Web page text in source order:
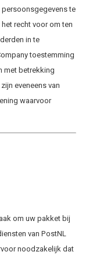
te
recht voor om ten
in te
toestemming
met betrekking
eveneens van
waarvoor
om uw pakket bij
van PostNL
noodzakelijk dat